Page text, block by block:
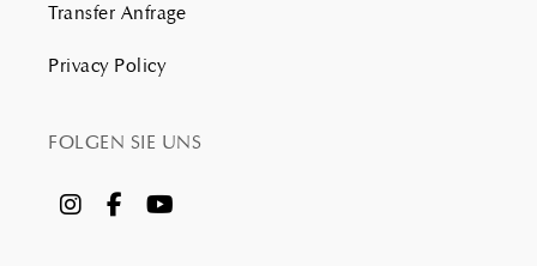
Transfer Anfrage
Privacy Policy
FOLGEN SIE UNS